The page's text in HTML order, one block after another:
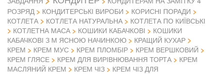
РОЗРЯД
КОНДИТЕРСЬКІ ВИРОБИ
КОРИСНІ ПОРАДИ
КОТЛЕТА
КОТЛЕТА НАТУРАЛЬНА
КОТЛЕТА ПО КИЇВСЬКІ
КОТЛЕТНА МАСА
КОШИКИ КАБАЧКОВІ
КОШИКИ
КАБАЧКОВІ З М ЯСНОЮ НАЧИНКОЮ
КРАЩИЙ КУХАР
КРЕМ
КРЕМ МУС КРЕМ ПЛОМБІР
КРЕМ ВЕРШКОВИЙ
КРЕМ ГЛЯСЕ
КРЕМ ДЛЯ ВИРІВНЮВАННЯ ТОРТА
КРЕМ
МАСЛЯНИЙ КРЕМ
КРЕМ ЧІЗ
КРЕМ ЧІЗ ДЛЯ